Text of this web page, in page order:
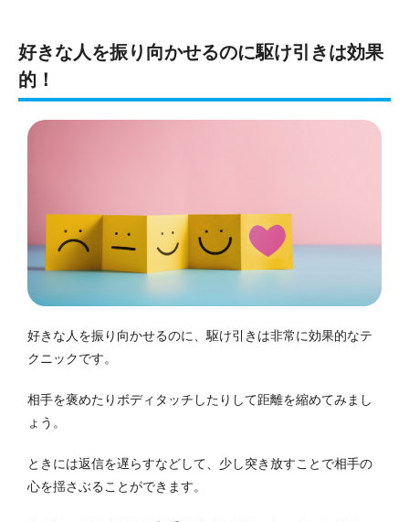
好きな人を振り向かせるのに駆け引きは効果
的！
好きな人を振り向かせるのに、駆け引きは非常に効果的なテ
クニックです。
相手を褒めたりボディタッチしたりして距離を縮めてみまし
ょう。
ときには返信を遅らすなどして、少し突き放すことで相手の
心を揺さぶることができます。